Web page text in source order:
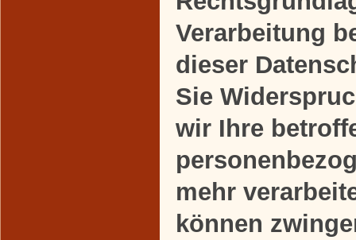
Verarbeitung
dieser
Sie
wir Ihre
mehr
können